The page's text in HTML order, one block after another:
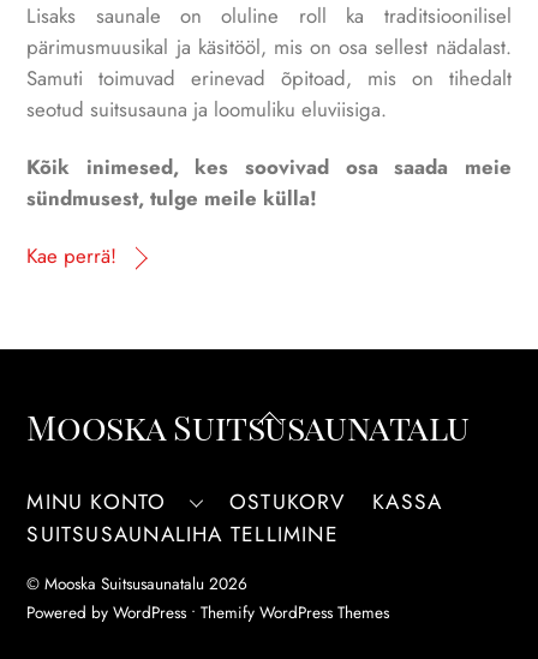
Lisaks saunale on oluline roll ka traditsioonilisel
pärimusmuusikal ja käsitööl, mis on osa sellest nädalast.
Samuti toimuvad erinevad õpitoad, mis on tihedalt
seotud suitsusauna ja loomuliku eluviisiga.
Kõik inimesed, kes soovivad osa saada meie
sündmusest, tulge meile külla!
Kae perrä!
Back
To
Mooska Suitsusaunatalu
MINU KONTO OSTUKORV
KASSA
SUITSUSAUNALIHA TELLIMINE
©Mooska Suitsusaunatalu 2026
Powered byWordPress •Themify WordPress Themes